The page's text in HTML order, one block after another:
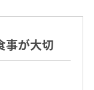
事が大切